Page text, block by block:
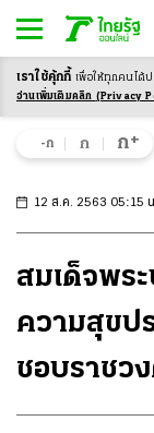
-ก ก ก+
12 ส.ค. 2563 05:15
สมเด็จพร
ความสุขป
ชอบราชว
เราใช้คุ้กกี้ เพื่อให้ทุกคนได้
อ่านเพิ่มเติมคลิก (Privacy